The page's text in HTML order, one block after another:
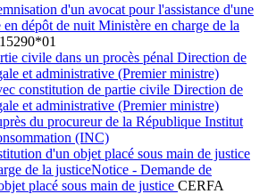
d'un avocat pour l'assistance d'une
en dépôt de nuit Ministère en charge de la
civile dans un procès pénal Direction de
et administrative (Premier ministre)
constitution de partie civile Direction de
et administrative (Premier ministre)
du procureur de la République Institut
(INC)
d'un objet placé sous main de justice
de la justiceNotice - Demande de
placé sous main de justice CERFA